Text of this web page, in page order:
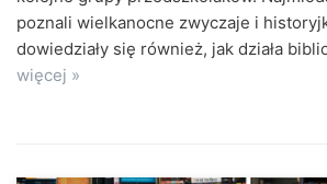
poznali wielkanocne zwyczaje i
dowiedziały się również, jak działa
więcej »